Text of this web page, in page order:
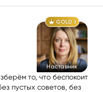
GOLD
Наставник
то, что беспокоит
пустых советов, без